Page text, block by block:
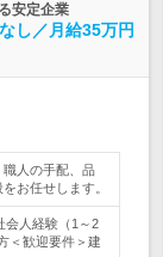
安定企業
し／月給35万円
人の手配、品
お任せします。
会人経験（1～2
＜歓迎要件＞建